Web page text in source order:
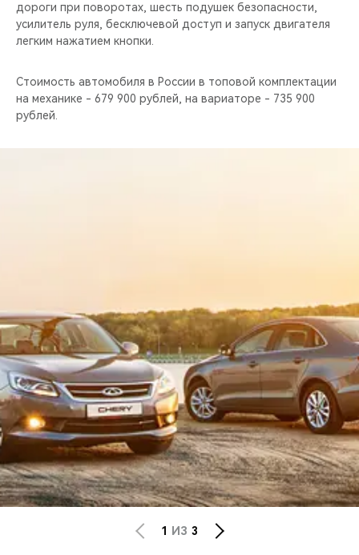
дороги при поворотах, шесть подушек безопасности,
усилитель руля, бесключевой доступ и запуск двигателя
легким нажатием кнопки.
Стоимость автомобиля в России в топовой комплектации
на механике - 679 900 рублей, на вариаторе - 735 900
рублей.
1 ИЗ 3